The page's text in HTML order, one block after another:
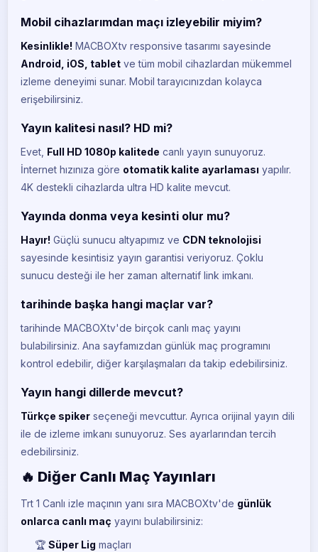
Mobil cihazlarımdan maçı izleyebilir miyim?
Kesinlikle! MACBOXtv responsive tasarımı sayesinde
Android, iOS, tablet ve tüm mobil cihazlardan mükemmel
izleme deneyimi sunar. Mobil tarayıcınızdan kolayca
erişebilirsiniz.
Yayın kalitesi nasıl? HD mi?
Evet, Full HD 1080p kalitede canlı yayın sunuyoruz.
İnternet hızınıza göre otomatik kalite ayarlaması yapılır.
4K destekli cihazlarda ultra HD kalite mevcut.
Yayında donma veya kesinti olur mu?
Hayır! Güçlü sunucu altyapımız ve CDN teknolojisi
sayesinde kesintisiz yayın garantisi veriyoruz. Çoklu
sunucu desteği ile her zaman alternatif link imkanı.
tarihinde başka hangi maçlar var?
tarihinde MACBOXtv'de birçok canlı maç yayını
bulabilirsiniz. Ana sayfamızdan günlük maç programını
kontrol edebilir, diğer karşılaşmaları da takip edebilirsiniz.
Yayın hangi dillerde mevcut?
Türkçe spiker seçeneği mevcuttur. Ayrıca orijinal yayın dili
ile de izleme imkanı sunuyoruz. Ses ayarlarından tercih
edebilirsiniz.
🔥 Diğer Canlı Maç Yayınları
Trt 1 Canlı izle maçının yanı sıra MACBOXtv'de günlük
onlarca canlı maç yayını bulabilirsiniz:
🏆 Süper Lig maçları
CANLI
BeIN Sports 2
CANLI
BeIN Sports 3
BE
BeIN Sports 4
BeIN Sports 5
CANLI
BE
BeIN Sports Max 1
BeIN Sports Max 2